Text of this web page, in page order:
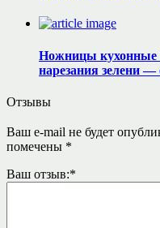
Ножницы
нарезания зелени
Отзывы
Ваш e-mail не будет
помечены *
Ваш отзыв:*